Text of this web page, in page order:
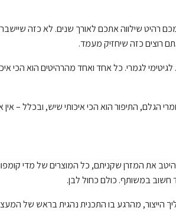
רהיט שילווה אתכם לאורך שנים. לא כזה שיישבר
רוצים כזה שיחזיק מעמד.
לגמרי. כל אחד ואחד מהרהיטים הוא הכי
הגלם, התיפור הוא הכי איכותי שיש, ובכלל – אין
את המזרן שקניתם, כל המוצרים של מדי
במשותף. כולם כחול לבן.
הייצור, מהרגע בו התכנית נהגית בראש של